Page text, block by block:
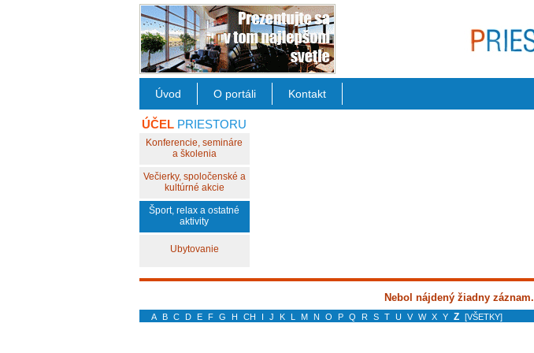
Úvod O portáli Kontakt
ÚČEL PRIESTORU
Konferencie, semináre
a školenia
Večierky, spoločenské a
kultúrné akcie
Šport, relax a ostatné
aktivity
Ubytovanie
Nebol nájdený žiadny záznam.
A B C D E F G H CH I J K L M N O P Q R S T U V W X Y Z [VŠETKY]